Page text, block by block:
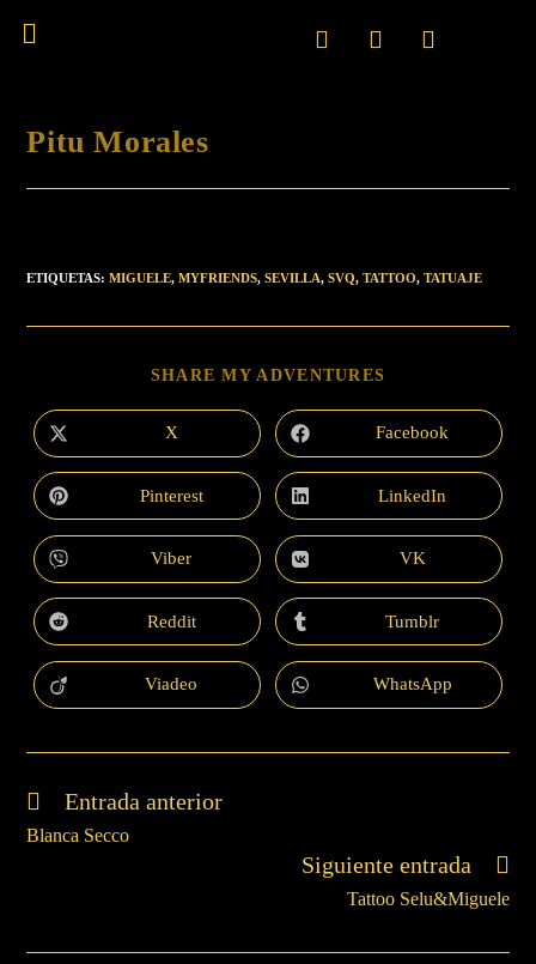
Pitu Morales
ETIQUETAS:MIGUELE, MYFRIENDS, SEVILLA, SVQ, TATTOO, TATUAJE
SHARE MY ADVENTURES
X Facebook
Pinterest LinkedIn
Viber VK
Reddit Tumblr
Viadeo WhatsApp
Entrada anterior
Blanca Secco
Siguiente entrada
Tattoo Selu&Miguele